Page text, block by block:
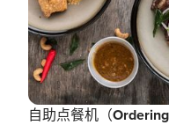
自助点餐机（